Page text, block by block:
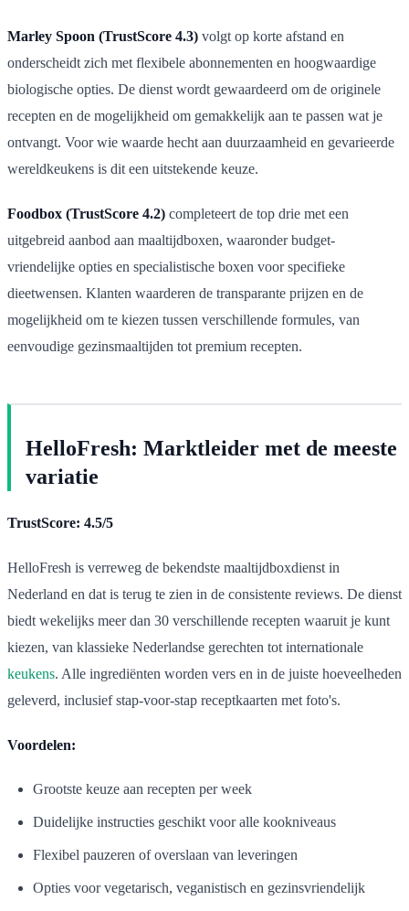
Marley Spoon (TrustScore 4.3) volgt op korte afstand en
onderscheidt zich met flexibele abonnementen en hoogwaardige
biologische opties. De dienst wordt gewaardeerd om de originele
recepten en de mogelijkheid om gemakkelijk aan te passen wat je
ontvangt. Voor wie waarde hecht aan duurzaamheid en gevarieerde
wereldkeukens is dit een uitstekende keuze.
Foodbox (TrustScore 4.2) completeert de top drie met een
uitgebreid aanbod aan maaltijdboxen, waaronder budget-
vriendelijke opties en specialistische boxen voor specifieke
dieetwensen. Klanten waarderen de transparante prijzen en de
mogelijkheid om te kiezen tussen verschillende formules, van
eenvoudige gezinsmaaltijden tot premium recepten.
HelloFresh: Marktleider met de meeste
variatie
TrustScore: 4.5/5
HelloFresh is verreweg de bekendste maaltijdboxdienst in
Nederland en dat is terug te zien in de consistente reviews. De dienst
biedt wekelijks meer dan 30 verschillende recepten waaruit je kunt
kiezen, van klassieke Nederlandse gerechten tot internationale
keukens. Alle ingrediënten worden vers en in de juiste hoeveelheden
geleverd, inclusief stap-voor-stap receptkaarten met foto's.
Voordelen:
Grootste keuze aan recepten per week
Duidelijke instructies geschikt voor alle kookniveaus
Flexibel pauzeren of overslaan van leveringen
Opties voor vegetarisch, veganistisch en gezinsvriendelijk